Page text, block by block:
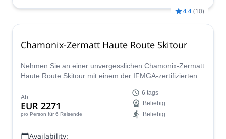
4.4 (10)
Chamonix-Zermatt Haute Route Skitour
Nehmen Sie an einer unvergesslichen Chamonix-Zermatt
Haute Route Skitour mit einem der IFMGA-zertifizierten
Herz der Alpen und erleben Sie die atemberaubende
Schönheit des Mont-Blanc-Massivs und des Matterhorns,
indem Sie herausfordernde Anstiege bewältigen und
durch unberührten Pulverschnee inmitten
atemberaubender Landschaften gleiten.
Ab
EUR 2271
pro Person für 6 Reisende
6 tags
Beliebig
Beliebig
Availability: